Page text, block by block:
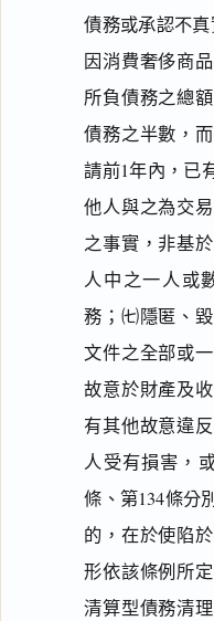
債務或承認不
因消費奢侈商
所負債務之總
債務之半數，
請前1年內，已
他人與之為交
之事實，非基
人中之一人或
務；㈦隱匿、
文件之全部或
故意於財產及
有其他故意違
人受有損害，
條、第134條分
的，在於使陷
形依該條例所
清算型債務清